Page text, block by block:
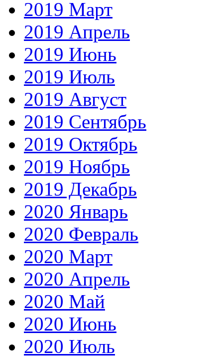
2019 Март
2019 Апрель
2019 Июнь
2019 Июль
2019 Август
2019 Сентябрь
2019 Октябрь
2019 Ноябрь
2019 Декабрь
2020 Январь
2020 Февраль
2020 Март
2020 Апрель
2020 Май
2020 Июнь
2020 Июль